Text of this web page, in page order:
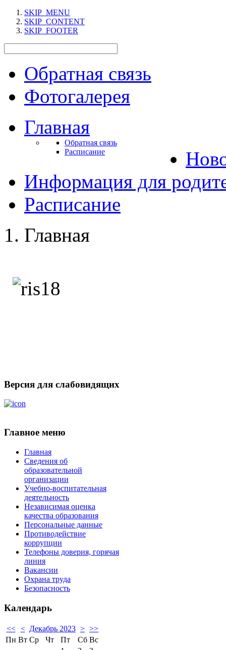
SKIP_MENU
SKIP_CONTENT
SKIP_FOOTER
Обратная связь
Фотогалерея
Главная
Обратная связь
Расписание
Информация для
Расписание
Главная
Версия для слабовидящих
Главное меню
Главная
Сведения об
образовательной
организации
Учебно-воспитательная
деятельность
Независимая оценка
качества образования
Персональные данные
Противодействие
коррупции
Телефоны доверия, горячая
линия
Вакансии
Охрана труда
Безопасность
Календарь
<< < Декабрь 2023 > >>
Пн Вт Ср Чт Пт Сб Вс